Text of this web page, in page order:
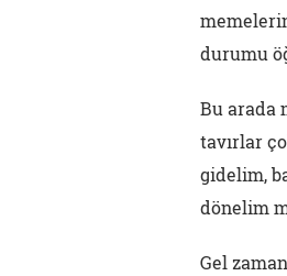
durumu
Bu arada
tavırlar
gidelim,
dönelim
Gel